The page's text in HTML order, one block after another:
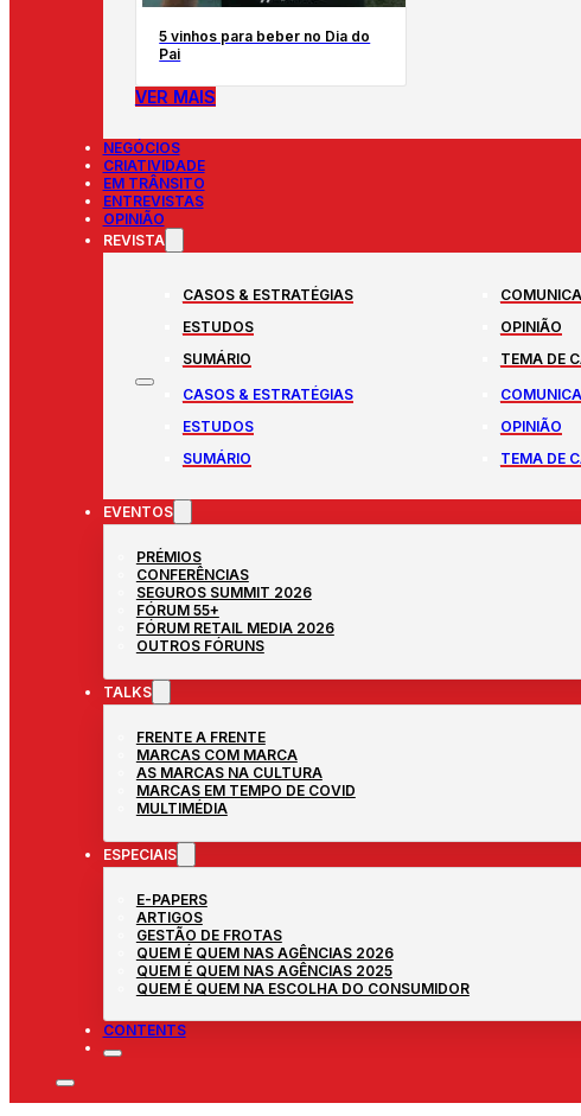
5 vinhos para beber no Dia do
Pai
VER MAIS
NEGÓCIOS
CRIATIVIDADE
EM TRÂNSITO
ENTREVISTAS
OPINIÃO
REVISTA
CASOS & ESTRATÉGIAS
ESTUDOS
OPINIÃO
SUMÁRIO
TEMA DE
CASOS & ESTRATÉGIAS
ESTUDOS
OPINIÃO
SUMÁRIO
TEMA DE
EVENTOS
PRÉMIOS
CONFERÊNCIAS
SEGUROS SUMMIT 2026
FÓRUM 55+
FÓRUM RETAIL MEDIA 2026
OUTROS FÓRUNS
TALKS
FRENTE A FRENTE
MARCAS COM MARCA
AS MARCAS NA CULTURA
MARCAS EM TEMPO DE COVID
MULTIMÉDIA
ESPECIAIS
E-PAPERS
ARTIGOS
GESTÃO DE FROTAS
QUEM É QUEM NAS AGÊNCIAS 2026
QUEM É QUEM NAS AGÊNCIAS 2025
QUEM É QUEM NA ESCOLHA DO CONSUMIDOR
CONTENTS